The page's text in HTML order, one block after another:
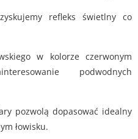
refleks świetlny co
w kolorze czerwonym
podwodnych
pozwolą dopasować idealny
łowisku.